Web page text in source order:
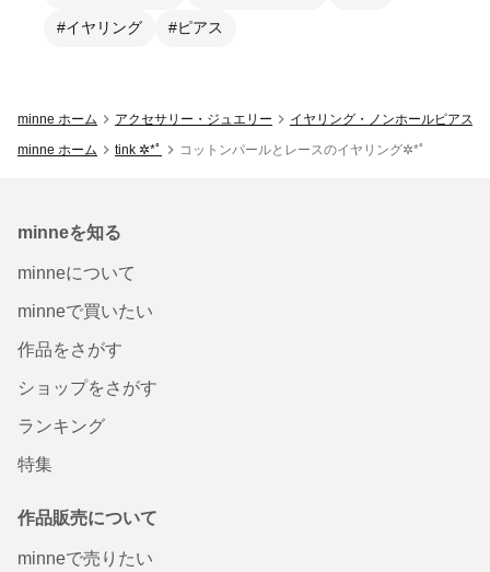
#イヤリング #ピアス
minne ホーム アクセサリー・ジュエリー
イヤリング・ノンホールピアス
minne ホーム
tink ✲*ﾟ コットンパールとレースのイヤリング✲*ﾟ
minneを知る
minneについて
minneで買いたい
作品をさがす
ショップをさがす
ランキング
特集
作品販売について
minneで売りたい